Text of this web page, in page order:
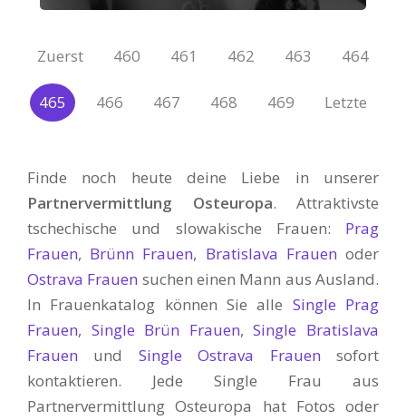
Zuerst 460 461 462 463 464
465 466 467 468 469 Letzte
Finde noch heute deine Liebe in unserer
Partnervermittlung Osteuropa. Attraktivste
tschechische und slowakische Frauen: Prag
Frauen, Brünn Frauen, Bratislava Frauen oder
Ostrava Frauen suchen einen Mann aus Ausland.
In Frauenkatalog können Sie alle Single Prag
Frauen, Single Brün Frauen,Single Bratislava
Frauen und Single Ostrava Frauen sofort
kontaktieren. Jede Single Frau aus
Partnervermittlung Osteuropa hat Fotos oder